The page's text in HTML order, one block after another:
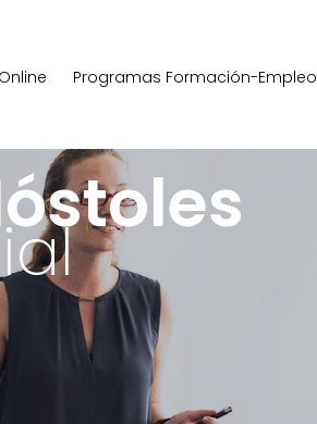
Programas Formación-Empleo